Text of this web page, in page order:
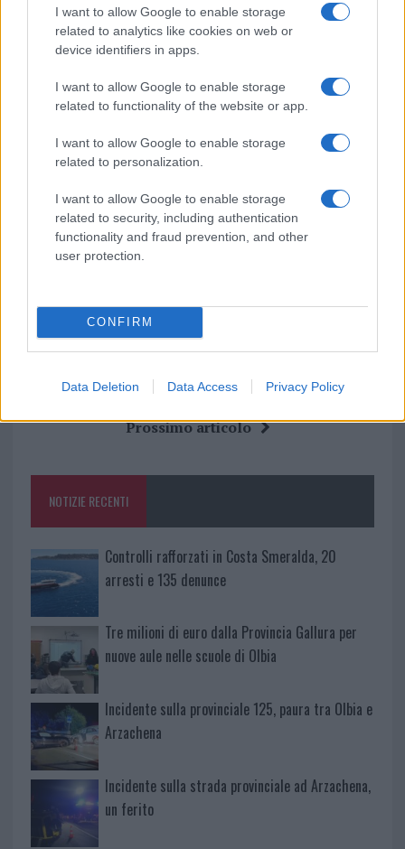
I want to allow Google to enable storage
related to analytics like cookies on web or
device identifiers in apps.
I want to allow Google to enable storage
related to functionality of the website or app.
I want to allow Google to enable storage
related to personalization.
I want to allow Google to enable storage
related to security, including authentication
functionality and fraud prevention, and other
user protection.
CONFIRM
Data Deletion Data Access Privacy Policy
Inviaci le tue segnalazioni,
i tuoi video e le tue foto
Su WhatsApp al numero +39
345 356 7512
daGoogle News
Condividi l'articolo
F
a
ce
b
o
k
T
w
it
te
Pi
n
te
re
W
h
at
s
p
S
a
re
Prossimo articolo
NOTIZIE RECENTI
Controlli rafforzati in Costa Smeralda, 20
arresti e 135 denunce
Tre milioni di euro dalla Provincia Gallura per
nuove aule nelle scuole di Olbia
Incidente sulla provinciale 125, paura tra Olbia e
Arzachena
Incidente sulla strada provinciale ad Arzachena,
un ferito